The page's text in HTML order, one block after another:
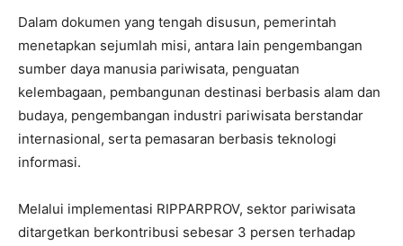
Dalam dokumen yang tengah disusun, pemerintah
menetapkan sejumlah misi, antara lain pengembangan
sumber daya manusia pariwisata, penguatan
kelembagaan, pembangunan destinasi berbasis alam dan
budaya, pengembangan industri pariwisata berstandar
internasional, serta pemasaran berbasis teknologi
informasi.
Melalui implementasi RIPPARPROV, sektor pariwisata
ditargetkan berkontribusi sebesar 3 persen terhadap